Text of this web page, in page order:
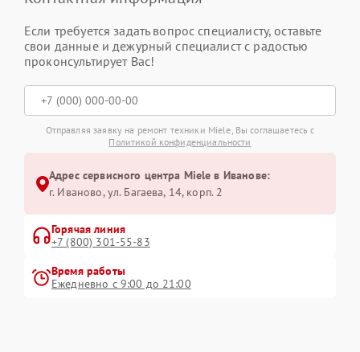
Если требуется задать вопрос специалисту, оставьте
свои данные и дежурный специалист с радостью
проконсультирует Вас!
Отправляя заявку на ремонт техники Miele, Вы соглашаетесь с
Политикой конфиденциальности
Адрес сервисного центра Miele в Иванове:
г. Иваново, ул. Багаева, 14, корп. 2
Горячая линия
+7 (800) 301-55-83
Время работы
Ежедневно с 9:00 до 21:00